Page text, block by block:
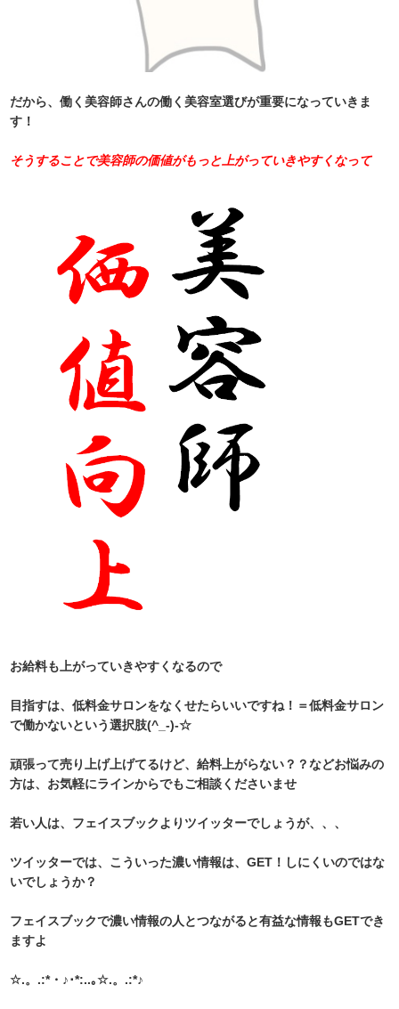
だから、働く美容師さんの働く美容室選びが重要になっていきま
す！
そうすることで美容師の価値がもっと上がっていきやすくなって
お給料も上がっていきやすくなるので
目指すは、低料金サロンをなくせたらいいですね！＝低料金サロン
で働かないという選択肢(^_-)-☆
頑張って売り上げ上げてるけど、給料上がらない？？などお悩みの
方は、お気軽にラインからでもご相談くださいませ
若い人は、フェイスブックよりツイッターでしょうが、、、
ツイッターでは、こういった濃い情報は、GET！しにくいのではな
いでしょうか？
フェイスブックで濃い情報の人とつながると有益な情報もGETでき
ますよ
☆.。.:*・♪･*:..｡☆.。.:*♪